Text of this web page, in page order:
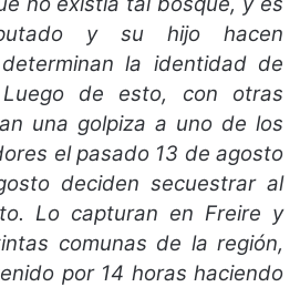
y su hijo hacen
la identidad de
de esto, con otras
una golpiza a uno de los
el pasado 13 de agosto
deciden secuestrar al
Lo capturan en Freire y
comunas de la región,
por 14 horas haciendo